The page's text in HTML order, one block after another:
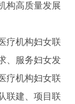
构高质量发展
机构妇女联
、服务妇女发
疗机构妇女联
联建、项目联